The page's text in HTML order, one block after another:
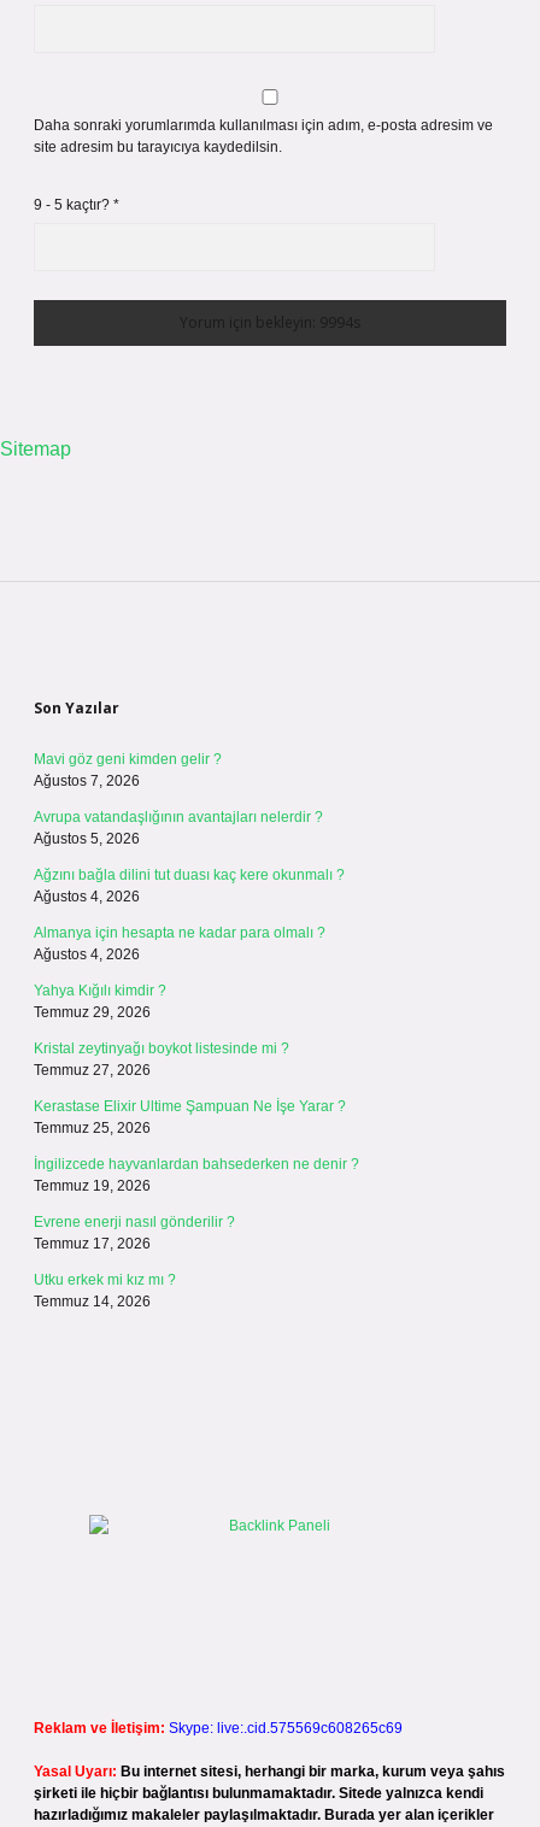
Daha sonraki yorumlarımda kullanılması için adım, e-posta adresim ve
site adresim bu tarayıcıya kaydedilsin.
9 - 5 kaçtır? *
Sitemap
Son Yazılar
Mavi göz geni kimden gelir ?
Ağustos 7, 2026
Avrupa vatandaşlığının avantajları nelerdir ?
Ağustos 5, 2026
Ağzını bağla dilini tut duası kaç kere okunmalı ?
Ağustos 4, 2026
Almanya için hesapta ne kadar para olmalı ?
Ağustos 4, 2026
Yahya Kığılı kimdir ?
Temmuz 29, 2026
Kristal zeytinyağı boykot listesinde mi ?
Temmuz 27, 2026
Kerastase Elixir Ultime Şampuan Ne İşe Yarar ?
Temmuz 25, 2026
İngilizcede hayvanlardan bahsederken ne denir ?
Temmuz 19, 2026
Evrene enerji nasıl gönderilir ?
Temmuz 17, 2026
Utku erkek mi kız mı ?
Temmuz 14, 2026
Reklam ve İletişim: Skype: live:.cid.575569c608265c69
Yasal Uyarı: Bu internet sitesi, herhangi bir marka, kurum veya şahıs
şirketi ile hiçbir bağlantısı bulunmamaktadır. Sitede yalnızca kendi
hazırladığımız makaleler paylaşılmaktadır. Burada yer alan içerikler